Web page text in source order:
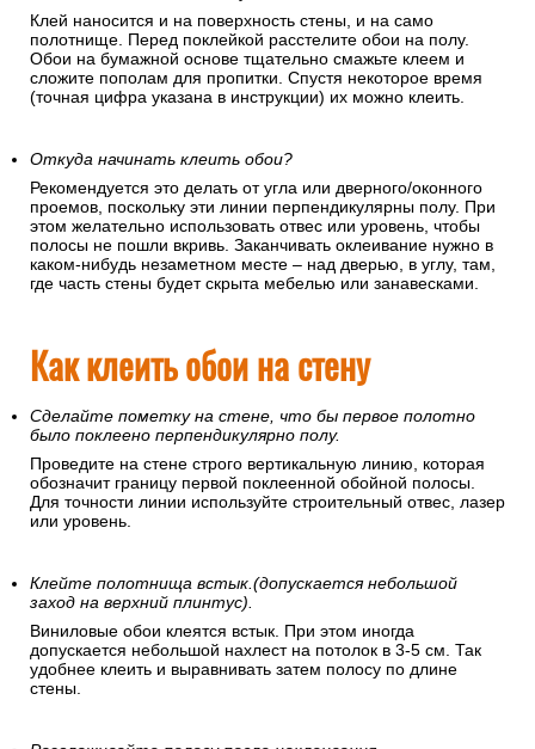
Если вы клеите обои на флизелиновой основе
Наносите клей только на поверхность стены.
Клей наносится и на поверхность стены, и на само
полотнище. Перед поклейкой расстелите обои на полу.
Обои на бумажной основе тщательно смажьте клеем и
сложите пополам для пропитки. Спустя некоторое время
(точная цифра указана в инструкции) их можно клеить.
Откуда начинать клеить обои?
этом желательно использовать отвес или уровень, чтобы
полосы не пошли вкривь. Заканчивать оклеивание нужно в
где часть стены будет скрыта мебелью или занавесками.
Как клеить обои на стену
Проведите на стене строго вертикальную линию, которая
обозначит границу первой поклеенной обойной полосы.
Для точности линии используйте строительный отвес, лазер
или уровень.